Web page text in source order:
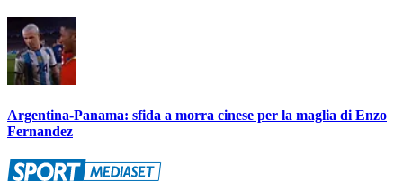
Argentina-Panama: sfida a morra cinese per la maglia di Enzo
Fernandez